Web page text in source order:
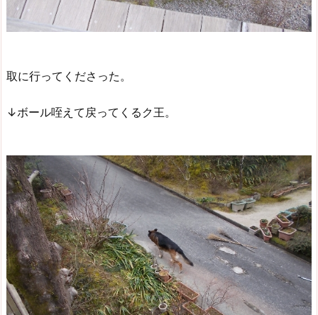
取に行ってくださった。
↓ボール咥えて戻ってくるク王。